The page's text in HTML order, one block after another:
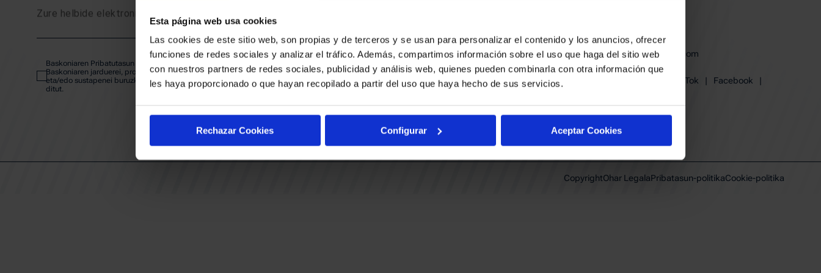
Esta página web usa cookies
Las cookies de este sitio web, son propias y de terceros y se usan para personalizar el contenido y los anuncios, ofrecer
funciones de redes sociales y analizar el tráfico. Además, compartimos información sobre el uso que haga del sitio web
con nuestros partners de redes sociales, publicidad y análisis web, quienes pueden combinarla con otra información que
les haya proporcionado o que hayan recopilado a partir del uso que haya hecho de sus servicios.
Rechazar Cookies Configurar Aceptar Cookies
SARRERAK
ABONATUAK
EGUTEGIA
KLUBA
Zure helbide elektronikoa
Baskoniaren Pribatutasun politika irakurri eta onartzen dut eta
Baskoniaren jarduerei, produktuei, zerbitzuei, lehiaketei, eskaintzei
eta/edo sustapenei buruzko komunikazio elektronikoak jaso nahi
ditut.
Fernando Buesa Arena Zurbanoko
Errepidea Z/G
01013 Gasteiz
baskonia@baskonia.com
Tel.+34 945 139 191
TikTok | Facebook
|
CopyrightOhar LegalaPribatasun-politikaCookie-politika